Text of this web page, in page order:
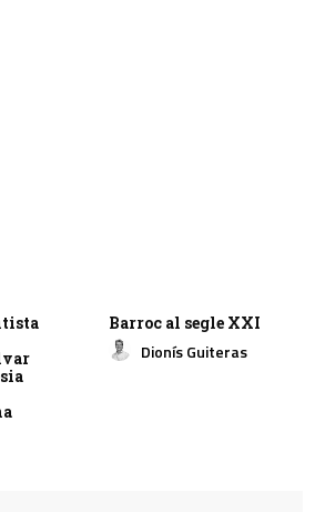
Barroc al segle XXI
Dionís Guiteras